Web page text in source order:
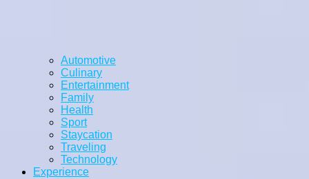
Automotive
Culinary
Entertainment
Family
Health
Sport
Staycation
Traveling
Technology
Experience